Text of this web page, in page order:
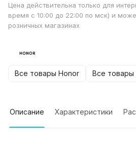
Цена действительна только для
время с 10:00 до 22:00 по мск) и
розничных магазинах
Все товары Honor Все товары
Описание Характеристики